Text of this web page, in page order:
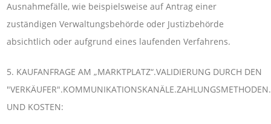
Ausnahmefälle, wie beispielsweise auf Antrag einer
zuständigen Verwaltungsbehörde oder Justizbehörde
absichtlich oder aufgrund eines laufenden Verfahrens.
5. KAUFANFRAGE AM „MARKTPLATZ“.VALIDIERUNG DURCH DEN
UND KOSTEN: